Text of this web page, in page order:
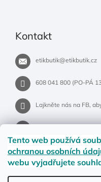
Tento web používá
ochranou osobních
webu vyjadřujete
Kontakt
etikbutik@etikbutik.cz
608 041 800 (PO-PÁ
Lajkněte nás na FB,